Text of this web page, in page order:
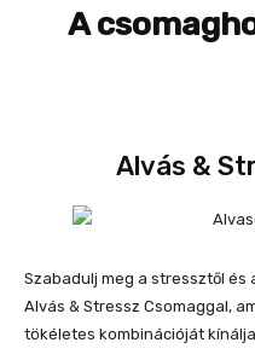
A
Alvás &
Szabadulj meg a stressztől és
Alvás & Stressz Csomaggal,
tökéletes kombinációját